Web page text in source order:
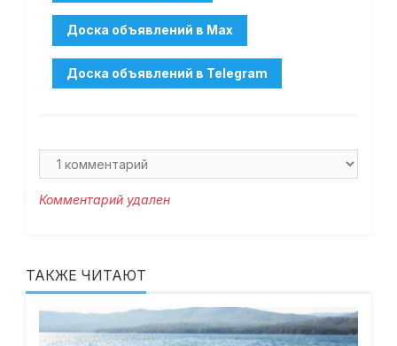
Комментарий удален
ТАКЖЕ ЧИТАЮТ